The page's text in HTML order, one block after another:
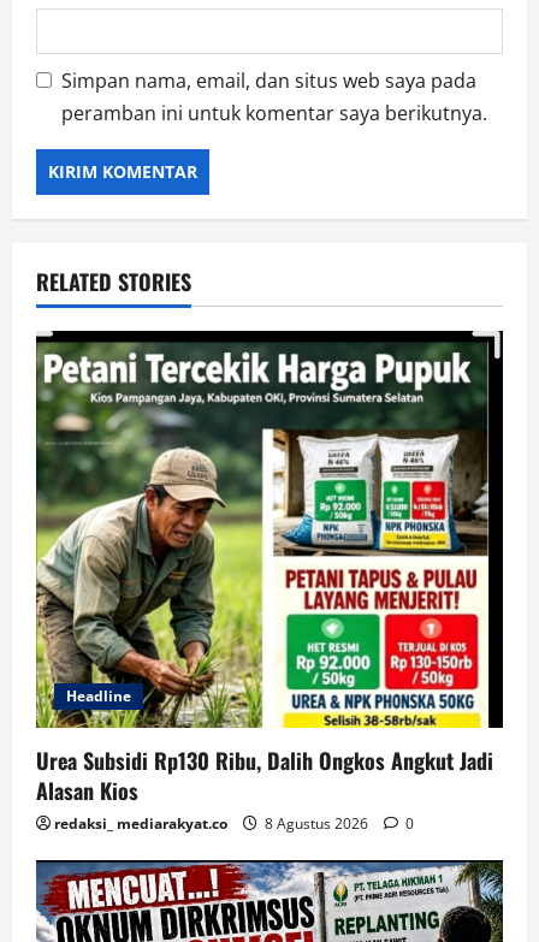
Simpan nama, email, dan situs web saya pada
peramban ini untuk komentar saya berikutnya.
RELATED STORIES
Headline
Urea Subsidi Rp130 Ribu, Dalih Ongkos Angkut Jadi
Alasan Kios
redaksi_ mediarakyat.co 8 Agustus 2026 0